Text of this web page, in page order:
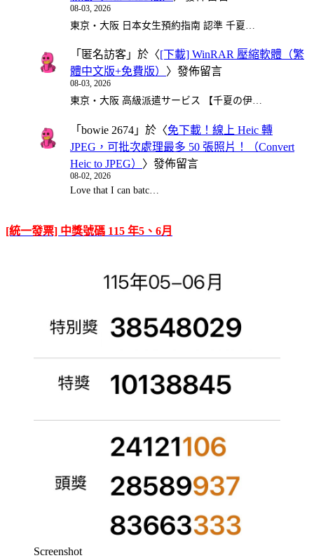
08-03, 2026
東京・大阪 日本女生預約指南 認準 千夏…
「 匿名訪客 」於〈[下載] WinRAR 壓縮軟體（繁
體中文版+免費版） 〉發佈留言
08-03, 2026
東京・大阪 高級派遣サービス 【千夏の伊…
「 bowie 2674 」於〈免下載！線上 Heic 轉
JPEG，可批次處理最多 50 張照片！（Convert
Heic to JPEG） 〉發佈留言
08-02, 2026
Love that I can batc…
[統一發票] 中獎號碼 115 年5、6月
Screenshot